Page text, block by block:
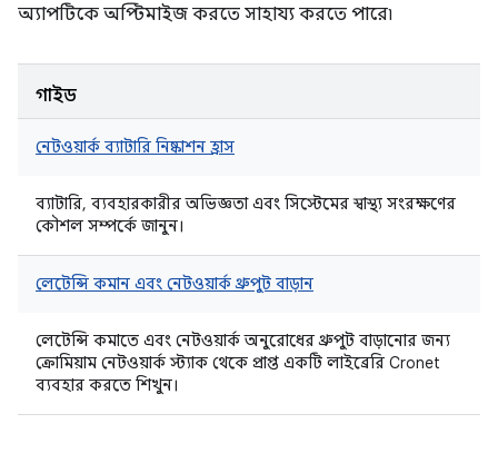
অ্যাপটিকে অপ্টিমাইজ করতে সাহায্য করতে পারে৷
গাইড
নেটওয়ার্ক ব্যাটারি নিষ্কাশন হ্রাস
ব্যাটারি, ব্যবহারকারীর অভিজ্ঞতা এবং সিস্টেমের স্বাস্থ্য সংরক্ষণের
কৌশল সম্পর্কে জানুন।
লেটেন্সি কমান এবং নেটওয়ার্ক থ্রুপুট বাড়ান
লেটেন্সি কমাতে এবং নেটওয়ার্ক অনুরোধের থ্রুপুট বাড়ানোর জন্য
ক্রোমিয়াম নেটওয়ার্ক স্ট্যাক থেকে প্রাপ্ত একটি লাইব্রেরি Cronet
ব্যবহার করতে শিখুন।